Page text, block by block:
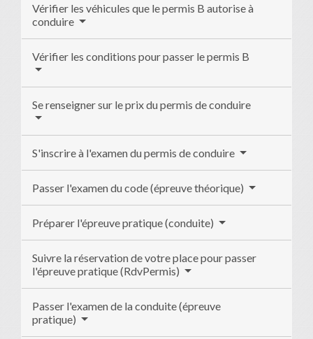
Vérifier les véhicules que le permis B autorise à
conduire
Vérifier les conditions pour passer le permis B
Se renseigner sur le prix du permis de conduire
S'inscrire à l'examen du permis de conduire
Passer l'examen du code (épreuve théorique)
Préparer l'épreuve pratique (conduite)
Suivre la réservation de votre place pour passer
l'épreuve pratique (RdvPermis)
Passer l'examen de la conduite (épreuve
pratique)